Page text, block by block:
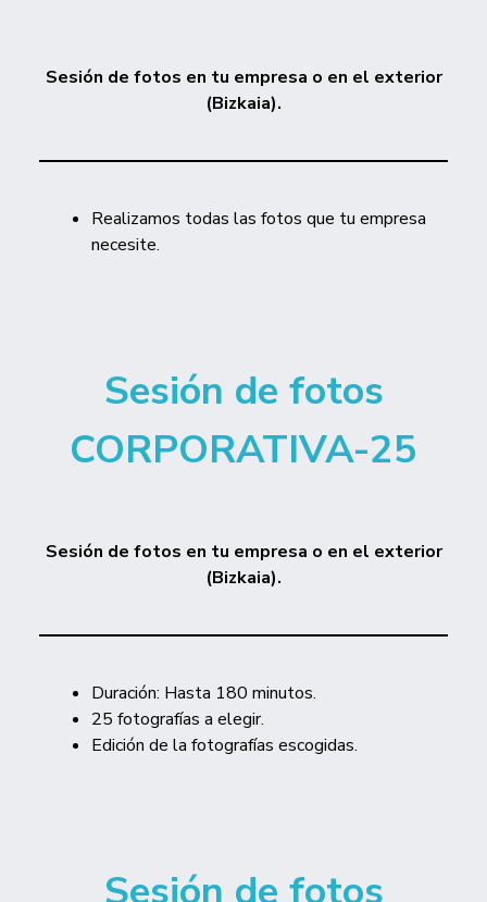
Sesión de fotos en tu empresa o en el exterior
(Bizkaia).
Realizamos todas las fotos que tu empresa
necesite.
Sesión de fotos
CORPORATIVA-25
Sesión de fotos en tu empresa o en el exterior
(Bizkaia).
Duración: Hasta 180 minutos.
25 fotografías a elegir.
Edición de la fotografías escogidas.